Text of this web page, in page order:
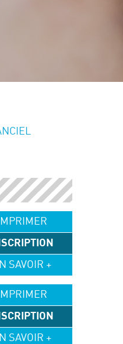
IMPRIMER
SAVOIR +
IMPRIMER
SAVOIR +